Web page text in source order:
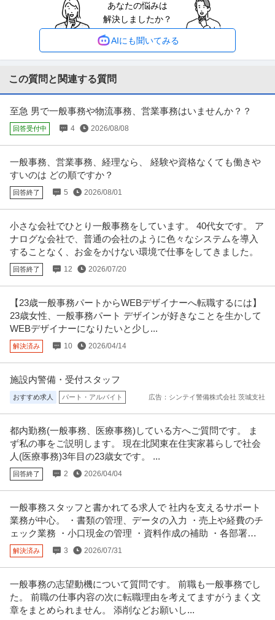
営業企画 ／ 「新宿勤務」業務スタッフ（営業アシスタント）
株式会社大塚商会
キャリアアップ制度
年収400万円〜700万円
ビス ※会員属性などに応じ…続きを見る
建築設計 ／ 「建設ディレクター」無資格から将来のプロ（1級・2
級資格者）へ主体的にステップアップ！／現場同行＆CAD作図／
女性も活躍中／年休120日
株式会社ビッグファイブ
年収400万円〜600万円
【職種】建築・土木＞建築設計 【業種】建設＞建設・建築・土木 ※会員属性
などに応じ、当該求人をビズ
学務部学生支援課 事務職員（既卒者） ／入職後／部署異動の可能
性あり
学校法人東京音楽大学
正社員 交通費支給 雇用保険完備 平日休み
年収5,000,000円〜0円
提供：Green
事務職 ベネッセ運営の保育園／8／8 新着／駅チカ案件
ベネッセの保育園 ベネッセ かごまち保育園
時給1,265円
ト・アルバイト の求人詳…続きを見る
提供：ベネッセスタイルケア保育
経理（財務会計） ／ 事務スタッフ／受付・データ入力・庶務
株式会社センコーリビングプラザ
正社員 未経験OK
【職種】管理＞経理（財務会計） 【業種】サービス＞その他 ※会員属性など
に応じ、当該求人をビズリー…続きを見る
提供：ビズリーチ
事務総合／未経験からDXに挑戦「AI活用×事務職」月給35万円～
／年休125日／コアメンバー候補
株式会社アークシンク
年収420万円〜800万円
新しい時代の事務業務です。 AIの台頭でかつての事務職は今後淘汰されてい
くことが予想されます。 そ …続きを見る
あなたの悩みは
解決しましたか？
AIにも聞いてみる
この質問と関連する質問
至急 男で一般事務や物流事務、営業事務はいませんか？？
回答受付中 4 2026/08/08
一般事務、営業事務、経理なら、 経験や資格なくても働きや
すいのは どの順ですか？
回答終了 5 2026/08/01
小さな会社でひとり一般事務をしています。 40代女です。 ア
ナログな会社で、普通の会社のように色々なシステムを導入
することなく、お金をかけない環境で仕事をしてきました。
回答終了 12 2026/07/20
【23歳一般事務パートからWEBデザイナーへ転職するには】
23歳女性、一般事務パート デザインが好きなことを生かして
WEBデザイナーになりたいと少し...
解決済み 10 2026/04/14
施設内警備・受付スタッフ
おすすめ求人 パート・アルバイト 広告：シンテイ警備株式会社 茨城支社
都内勤務(一般事務、医療事務)している方へご質問です。 ま
ず私の事をご説明します。 現在北関東在住実家暮らしで社会
人(医療事務)3年目の23歳女です。 ...
回答終了 2 2026/04/04
一般事務スタッフと書かれてる求人で 社内を支えるサポート
業務が中心。 ・書類の管理、データの入力 ・売上や経費のチ
ェック業務 ・小口現金の管理 ・資料作成の補助 ・各部署の
サポート対応など
解決済み 3 2026/07/31
一般事務の志望動機について質問です。 前職も一般事務でし
た。 前職の仕事内容の次に転職理由を考えてますがうまく文
章をまとめられません。 添削などお願いし...